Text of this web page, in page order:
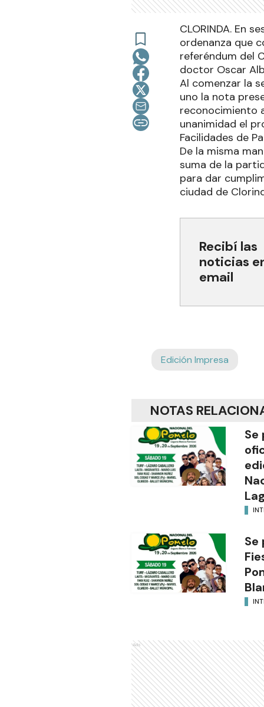
CLORINDA. En
ordenanza que
referéndum del
doctor Oscar
Al comenzar la
uno la nota
reconocimiento
unanimidad el
Facilidades de
De la misma
suma de la
para dar
ciudad de
Recibí las
noticias
email
Edición Impresa
NOTAS
Se
Se
Ads